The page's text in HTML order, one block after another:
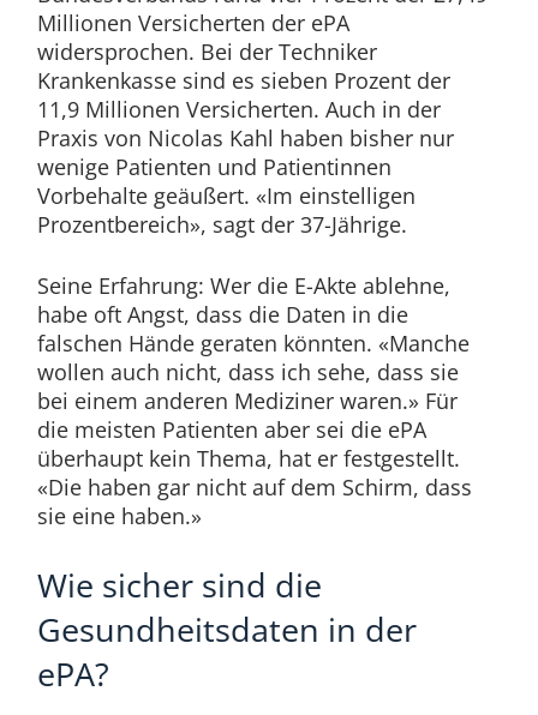
Millionen Versicherten der ePA
widersprochen. Bei der Techniker
Krankenkasse sind es sieben Prozent der
11,9 Millionen Versicherten. Auch in der
Praxis von Nicolas Kahl haben bisher nur
wenige Patienten und Patientinnen
Vorbehalte geäußert. «Im einstelligen
Prozentbereich», sagt der 37-Jährige.
Seine Erfahrung: Wer die E-Akte ablehne,
habe oft Angst, dass die Daten in die
falschen Hände geraten könnten. «Manche
wollen auch nicht, dass ich sehe, dass sie
bei einem anderen Mediziner waren.» Für
die meisten Patienten aber sei die ePA
überhaupt kein Thema, hat er festgestellt.
«Die haben gar nicht auf dem Schirm, dass
sie eine haben.»
Wie sicher sind die
Gesundheitsdaten in der
ePA?